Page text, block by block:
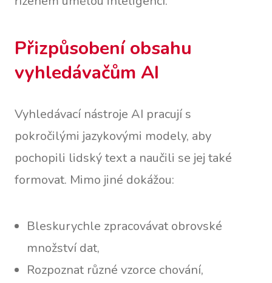
Přizpůsobení obsahu
vyhledávačům AI
Vyhledávací nástroje AI pracují s
pokročilými jazykovými modely, aby
pochopili lidský text a naučili se jej také
formovat. Mimo jiné dokážou:
Bleskurychle zpracovávat obrovské
množství dat,
Rozpoznat různé vzorce chování,